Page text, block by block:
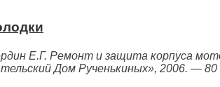
Е.Г. Ремонт и защита корпуса
Дом Рученькиных», 2006. — 80